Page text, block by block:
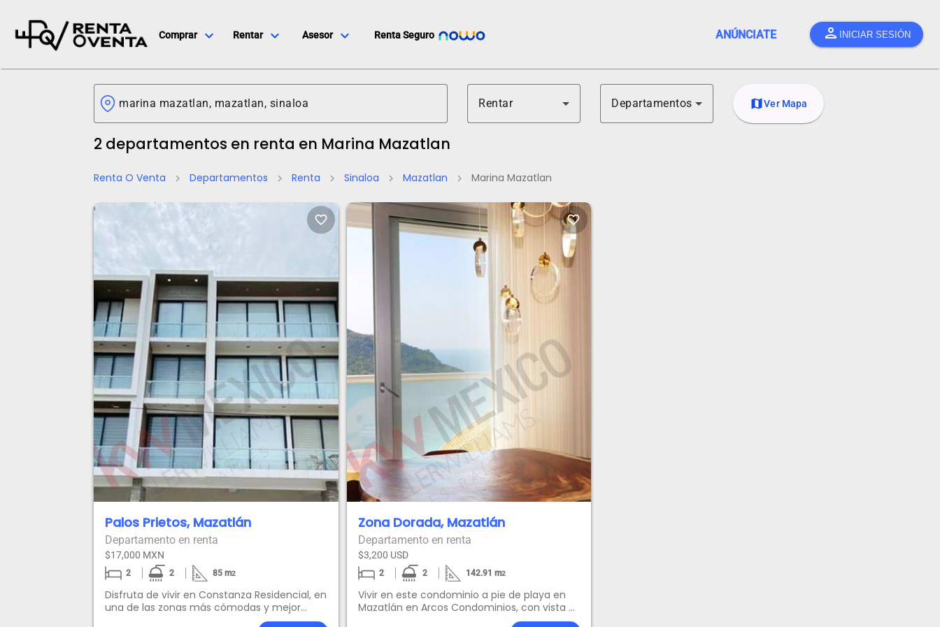
Comprar expand_more Rentar expand_more Asesor expand_more Renta Seguro ANÚNCIATE person INICIAR SESIÓN
Rentar Departamentos mapVer Mapa
2 departamentos en renta en Marina Mazatlan
Renta O Venta chevron_right Departamentos chevron_right Renta chevron_right Sinaloa chevron_right Mazatlan chevron_right Marina Mazatlan
favorite_border
Palos Prietos, Mazatlán
Departamento en renta
$17,000 MXN
2 2 85m2
Disfruta de vivir en Constanza Residencial, en
una de las zonas más cómodas y mejor
ubicadas de Mazatlán. A solo pasos del
favorite_border
Zona Dorada, Mazatlán
Departamento en renta
$3,200 USD
2 2 142.91 m2
Vivir en este condominio a pie de playa en
Mazatlán en Arcos Condominios, con vista al
mar y a las tres islas, ofrece una serie de